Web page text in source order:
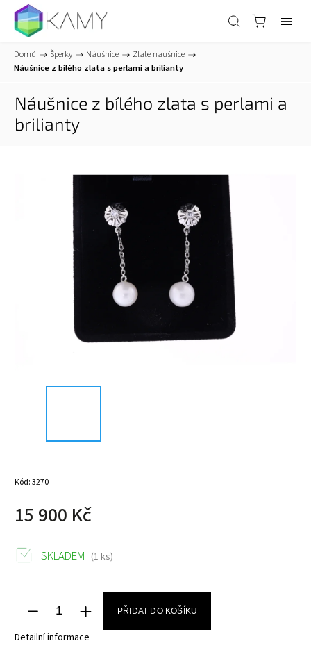
Domů / Šperky / Náušnice / Zlaté naušnice /
Náušnice z bílého zlata s perlami a brilianty
Náušnice z bílého zlata s perlami a
brilianty
Kód:3270
15 900 Kč
SKLADEM (1 ks)
PŘIDAT DO KOŠÍKU
Detailní informace